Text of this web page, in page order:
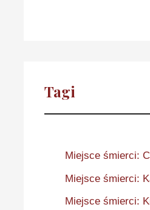
Tagi
Miejsce śmierci:
Miejsce śmierci:
Miejsce śmierci: